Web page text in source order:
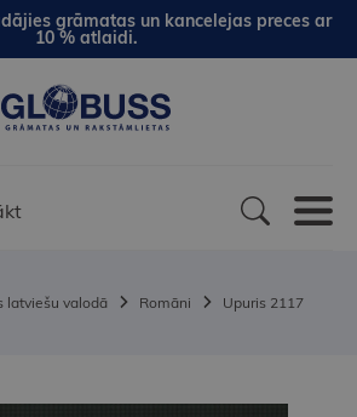
grāmatas un kancelejas preces ar
10 % atlaidi.
latviešu valodā Romāni Upuris 2117